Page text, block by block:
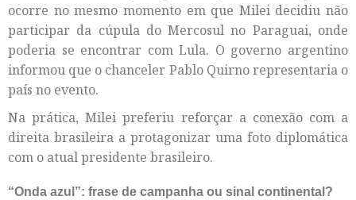
ocorre no mesmo momento em que Milei decidiu não
participar da cúpula do Mercosul no Paraguai, onde
poderia se encontrar com Lula. O governo argentino
informou que o chanceler Pablo Quirno representaria o
país no evento.
Na prática, Milei preferiu reforçar a conexão com a
direita brasileira a protagonizar uma foto diplomática
com o atual presidente brasileiro.
“Onda azul”: frase de campanha ou sinal continental?